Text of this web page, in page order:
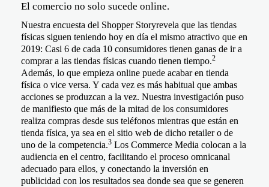
El comercio no solo sucede online.
Nuestra encuesta del Shopper Storyrevela que las tiendas
físicas siguen teniendo hoy en día el mismo atractivo que en
2019: Casi 6 de cada 10 consumidores tienen ganas de ir a
comprar a las tiendas físicas cuando tienen tiempo.2
Además, lo que empieza online puede acabar en tienda
física o vice versa. Y cada vez es más habitual que ambas
acciones se produzcan a la vez. Nuestra investigación puso
de manifiesto que más de la mitad de los consumidores
realiza compras desde sus teléfonos mientras que están en
tienda física, ya sea en el sitio web de dicho retailer o de
uno de la competencia.3 Los Commerce Media colocan a la
audiencia en el centro, facilitando el proceso omnicanal
adecuado para ellos, y conectando la inversión en
publicidad con los resultados sea donde sea que se generen